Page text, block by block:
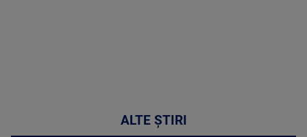
ALTE ȘTIRI